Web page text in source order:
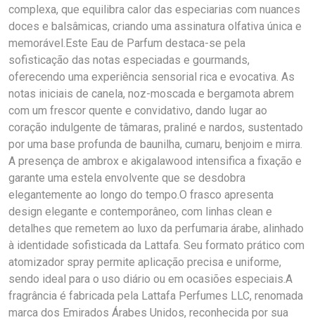
complexa, que equilibra calor das especiarias com nuances
doces e balsâmicas, criando uma assinatura olfativa única e
memorável.Este Eau de Parfum destaca-se pela
sofisticação das notas especiadas e gourmands,
oferecendo uma experiência sensorial rica e evocativa. As
notas iniciais de canela, noz-moscada e bergamota abrem
com um frescor quente e convidativo, dando lugar ao
coração indulgente de tâmaras, praliné e nardos, sustentado
por uma base profunda de baunilha, cumaru, benjoim e mirra.
A presença de ambrox e akigalawood intensifica a fixação e
garante uma estela envolvente que se desdobra
elegantemente ao longo do tempo.O frasco apresenta
design elegante e contemporâneo, com linhas clean e
detalhes que remetem ao luxo da perfumaria árabe, alinhado
à identidade sofisticada da Lattafa. Seu formato prático com
atomizador spray permite aplicação precisa e uniforme,
sendo ideal para o uso diário ou em ocasiões especiais.A
fragrância é fabricada pela Lattafa Perfumes LLC, renomada
marca dos Emirados Árabes Unidos, reconhecida por sua